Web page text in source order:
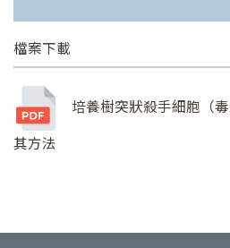
檔案下載
培養樹突狀殺手細胞（
其方法